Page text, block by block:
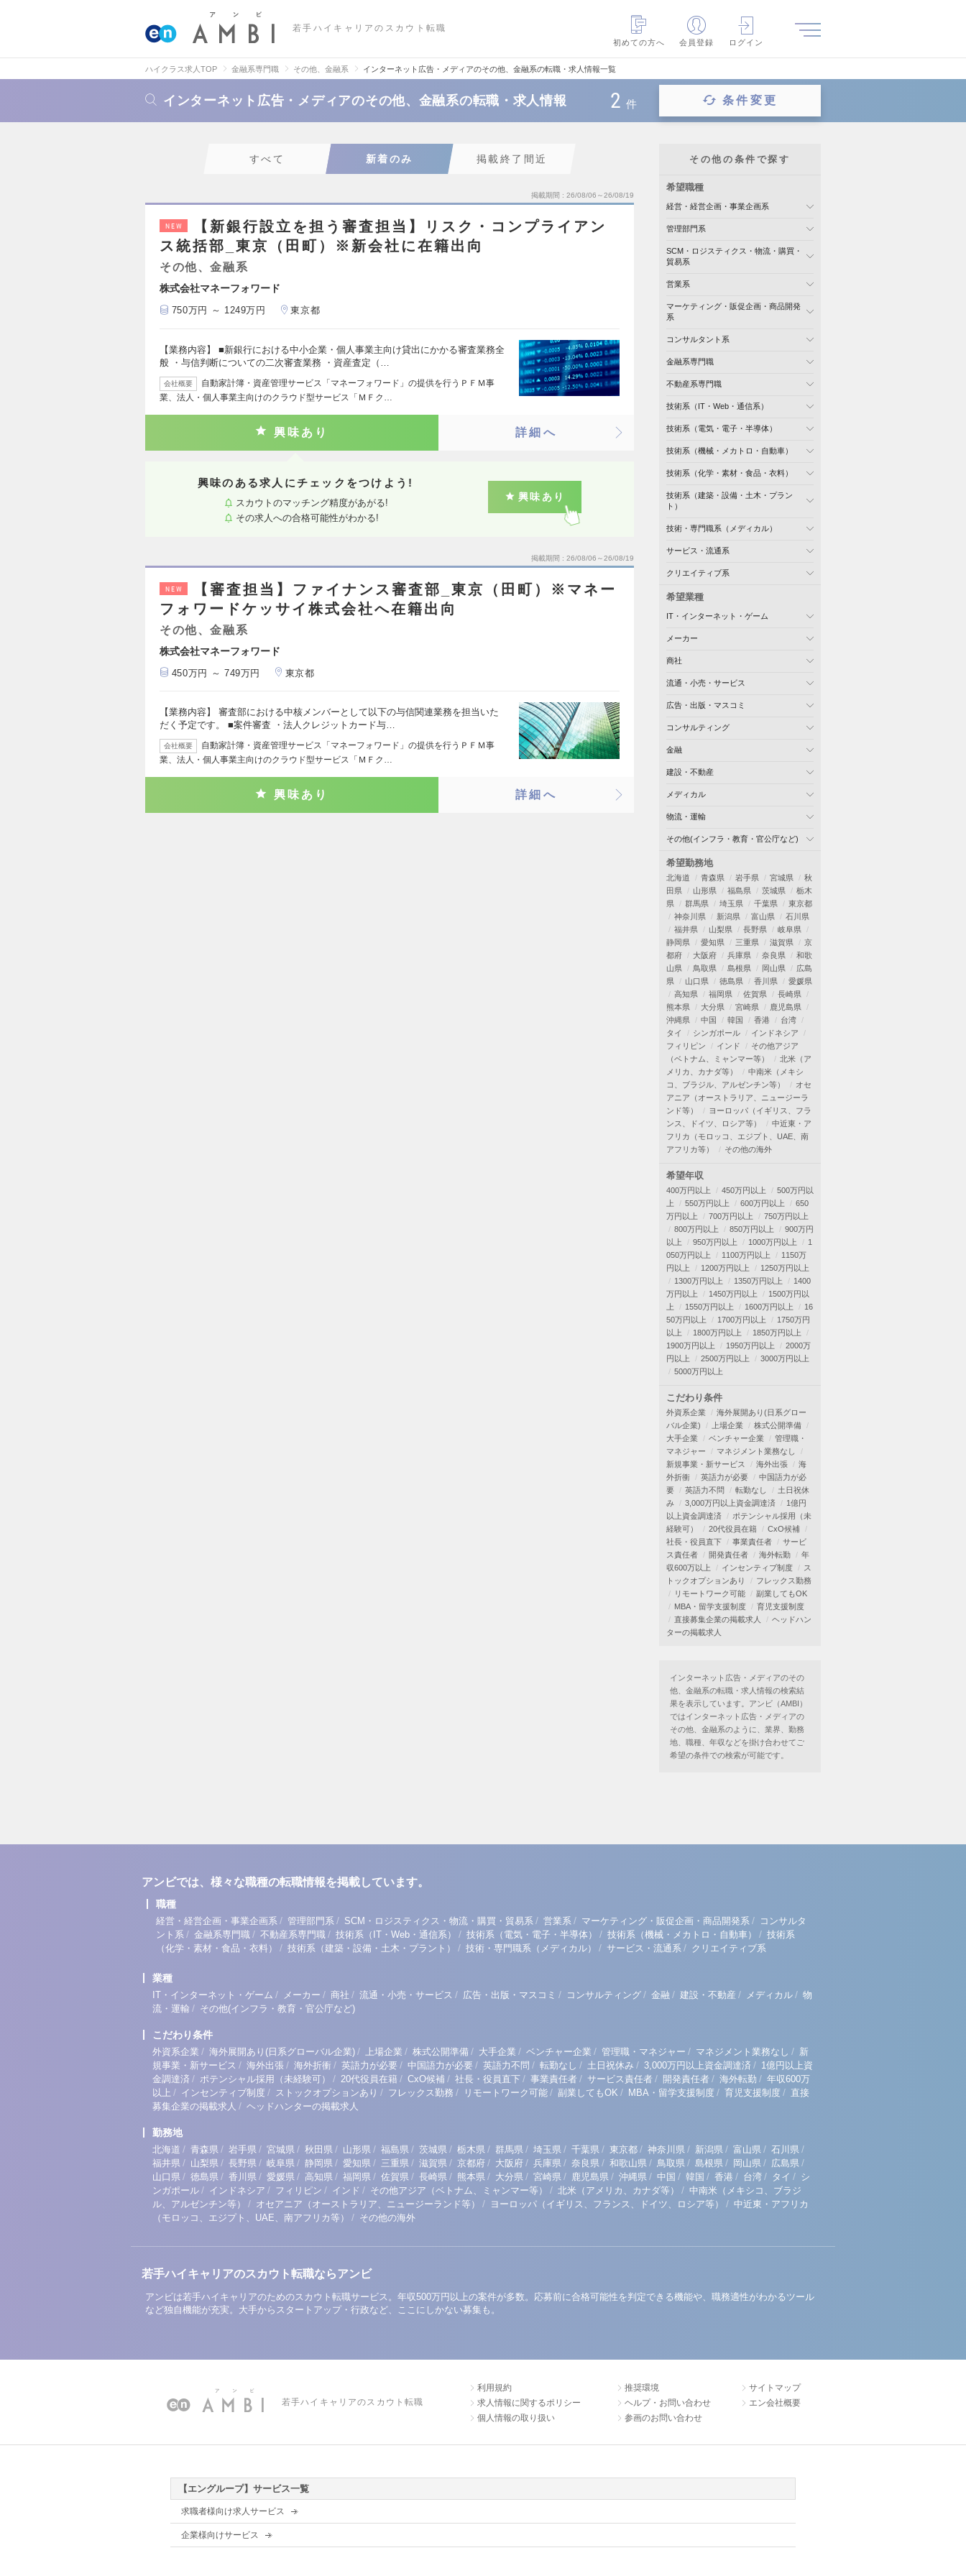
若手ハイキャリアのスカウト転職
初めての方へ
会員登録 ログイン
ハイクラス求人TOP 金融系専門職 その他、金融系 インターネット広告・メディアのその他、金融系の転職・求人情報一覧
インターネット広告・メディアのその他、金融系の転職・求人情報 2 件 条件変更
すべて 新着のみ 掲載終了間近
掲載期間 26/08/06～26/08/19
NEW
【新銀行設立を担う審査担当】リスク・コンプライアン
ス統括部_東京（田町）※新会社に在籍出向
その他、金融系
株式会社マネーフォワード
750万円 ～ 1249万円 東京都
【業務内容】 ■新銀行における中小企業・個人事業主向け貸出にかかる審査業務全
般 ・与信判断についての二次審査業務 ・資産査定（…
会社概要
自動家計簿・資産管理サービス「マネーフォワード」の提供を行うＰＦＭ事
業、法人・個人事業主向けのクラウド型サービス「ＭＦク…
興味あり 詳細へ
興味のある求人にチェックをつけよう!
スカウトのマッチング精度があがる!
その求人への合格可能性がわかる!
興味あり
掲載期間 26/08/06～26/08/19
NEW
【審査担当】ファイナンス審査部_東京（田町）※マネー
フォワードケッサイ株式会社へ在籍出向
その他、金融系
株式会社マネーフォワード
450万円 ～ 749万円 東京都
【業務内容】 審査部における中核メンバーとして以下の与信関連業務を担当いた
だく予定です。 ■案件審査 ・法人クレジットカード与…
会社概要
自動家計簿・資産管理サービス「マネーフォワード」の提供を行うＰＦＭ事
業、法人・個人事業主向けのクラウド型サービス「ＭＦク…
興味あり 詳細へ
その他の条件で探す
希望職種
経営・経営企画・事業企画系
管理部門系
SCM・ロジスティクス・物流・購買・
貿易系
営業系
マーケティング・販促企画・商品開発
系
コンサルタント系
金融系専門職
不動産系専門職
技術系（IT・Web・通信系）
技術系（電気・電子・半導体）
技術系（機械・メカトロ・自動車）
技術系（化学・素材・食品・衣料）
技術系（建築・設備・土木・プラン
ト）
技術・専門職系（メディカル）
サービス・流通系
クリエイティブ系
希望業種
IT・インターネット・ゲーム
メーカー
商社
流通・小売・サービス
広告・出版・マスコミ
コンサルティング
金融
建設・不動産
メディカル
物流・運輸
その他(インフラ・教育・官公庁など)
希望勤務地
北海道 青森県 岩手県 宮城県
秋
田県
山形県 福島県 茨城県
栃木
県
群馬県 埼玉県 千葉県
東京都
神奈川県
新潟県 富山県
石川県
福井県
山梨県 長野県
岐阜県
静岡県
愛知県 三重県 滋賀県
京
都府
大阪府 兵庫県 奈良県
和歌
山県
鳥取県 島根県 岡山県
広島
県
山口県 徳島県 香川県
愛媛県
高知県
福岡県 佐賀県
長崎県
熊本県
大分県 宮崎県
鹿児島県
沖縄県
中国 韓国 香港
台湾
タイ
シンガポール
インドネシア
フィリピン
インド
その他アジア
（ベトナム、ミャンマー等）
北米（ア
メリカ、カナダ等）
中南米（メキシ
コ、ブラジル、アルゼンチン等）
オセ
アニア（オーストラリア、ニュージーラ
ンド等）
ヨーロッパ（イギリス、フラ
ンス、ドイツ、ロシア等）
中近東・ア
フリカ（モロッコ、エジプト、UAE、南
アフリカ等）
その他の海外
希望年収
400万円以上 450万円以上
500万円以
上
550万円以上 600万円以上
650
万円以上
700万円以上
750万円以上
800万円以上
850万円以上
900万円
以上
950万円以上 1000万円以上
1
050万円以上
1100万円以上
1150万
円以上
1200万円以上
1250万円以上
1300万円以上
1350万円以上
1400
万円以上
1450万円以上
1500万円以
上
1550万円以上 1600万円以上
16
50万円以上
1700万円以上
1750万円
以上
1800万円以上
1850万円以上
1900万円以上
1950万円以上
2000万
円以上
2500万円以上
3000万円以上
5000万円以上
こだわり条件
外資系企業
海外展開あり(日系グロー
バル企業)
上場企業
株式公開準備
大手企業
ベンチャー企業
管理職・
マネジャー
マネジメント業務なし
新規事業・新サービス
海外出張
海
外折衝
英語力が必要
中国語力が必
要
英語力不問 転勤なし
土日祝休
み
3,000万円以上資金調達済
1億円
以上資金調達済
ポテンシャル採用（未
経験可）
20代役員在籍
CxO候補
社長・役員直下
事業責任者
サービ
ス責任者
開発責任者 海外転勤
年
収600万以上
インセンティブ制度
ス
トックオプションあり
フレックス勤務
リモートワーク可能
副業してもOK
MBA・留学支援制度
育児支援制度
直接募集企業の掲載求人
ヘッドハン
ターの掲載求人
インターネット広告・メディアのその
他、金融系の転職・求人情報の検索結
果を表示しています。アンビ（AMBI）
ではインターネット広告・メディアの
その他、金融系のように、業界、勤務
地、職種、年収などを掛け合わせてご
希望の条件での検索が可能です。
アンビでは、様々な職種の転職情報を掲載しています。
職種
経営・経営企画・事業企画系 / 管理部門系 / SCM・ロジスティクス・物流・購買・貿易系 / 営業系 / マーケティング・販促企画・商品開発系 / コンサルタ
ント系 / 金融系専門職 / 不動産系専門職 / 技術系（IT・Web・通信系） / 技術系（電気・電子・半導体） / 技術系（機械・メカトロ・自動車） / 技術系
（化学・素材・食品・衣料）
/ 技術系（建築・設備・土木・プラント） / 技術・専門職系（メディカル） / サービス・流通系 / クリエイティブ系
業種
IT・インターネット・ゲーム / メーカー / 商社 / 流通・小売・サービス / 広告・出版・マスコミ / コンサルティング / 金融 / 建設・不動産 / メディカル / 物
流・運輸 / その他(インフラ・教育・官公庁など)
こだわり条件
外資系企業 / 海外展開あり(日系グローバル企業) / 上場企業 / 株式公開準備 / 大手企業 / ベンチャー企業 / 管理職・マネジャー / マネジメント業務なし / 新
規事業・新サービス / 海外出張 / 海外折衝 / 英語力が必要 / 中国語力が必要 / 英語力不問 / 転勤なし / 土日祝休み / 3,000万円以上資金調達済 / 1億円以上資
金調達済 / ポテンシャル採用（未経験可） / 20代役員在籍 / CxO候補 / 社長・役員直下 / 事業責任者 / サービス責任者 / 開発責任者 / 海外転勤 / 年収600万
以上 / インセンティブ制度 / ストックオプションあり / フレックス勤務 / リモートワーク可能 / 副業してもOK / MBA・留学支援制度 / 育児支援制度 / 直接
募集企業の掲載求人 / ヘッドハンターの掲載求人
勤務地
北海道 / 青森県 / 岩手県 / 宮城県 / 秋田県 / 山形県 / 福島県 / 茨城県 / 栃木県 / 群馬県 / 埼玉県 / 千葉県 / 東京都 / 神奈川県 / 新潟県 / 富山県 / 石川県 /
福井県 / 山梨県 / 長野県 / 岐阜県 / 静岡県 / 愛知県 / 三重県 / 滋賀県 / 京都府 / 大阪府 / 兵庫県 / 奈良県 / 和歌山県 / 鳥取県 / 島根県 / 岡山県 / 広島県 /
山口県 / 徳島県 / 香川県 / 愛媛県 / 高知県 / 福岡県 / 佐賀県 / 長崎県 / 熊本県 / 大分県 / 宮崎県 / 鹿児島県 / 沖縄県 / 中国 / 韓国 / 香港 / 台湾 / タイ / シ
ンガポール / インドネシア / フィリピン / インド / その他アジア（ベトナム、ミャンマー等） / 北米（アメリカ、カナダ等） / 中南米（メキシコ、ブラジ
ル、アルゼンチン等）
/ オセアニア（オーストラリア、ニュージーランド等） / ヨーロッパ（イギリス、フランス、ドイツ、ロシア等） / 中近東・アフリカ
（モロッコ、エジプト、UAE、南アフリカ等）
/ その他の海外
若手ハイキャリアのスカウト転職ならアンビ
アンビは若手ハイキャリアのためのスカウト転職サービス。年収500万円以上の案件が多数。応募前に合格可能性を判定できる機能や、職務適性がわかるツール
など独自機能が充実。大手からスタートアップ・行政など、ここにしかない募集も。
若手ハイキャリアのスカウト転職
利用規約
求人情報に関するポリシー
個人情報の取り扱い
推奨環境
ヘルプ・お問い合わせ
参画のお問い合わせ
サイトマップ
エン会社概要
【エングループ】サービス一覧
求職者様向け求人サービス
企業様向けサービス